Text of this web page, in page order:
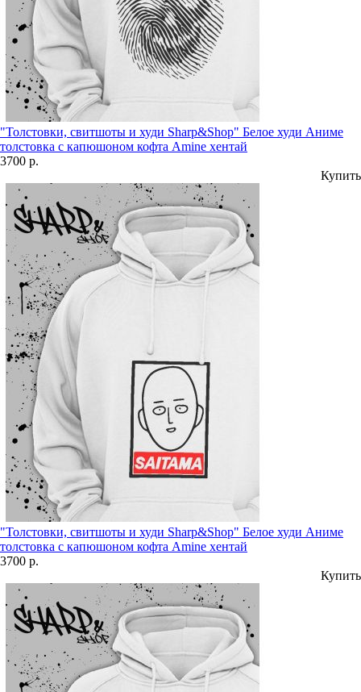
"Толстовки, свитшоты и худи Sharp&Shop" Белое худи Аниме
толстовка с капюшоном кофта Amine хентай
3700 р.
Купить
"Толстовки, свитшоты и худи Sharp&Shop" Белое худи Аниме
толстовка с капюшоном кофта Amine хентай
3700 р.
Купить